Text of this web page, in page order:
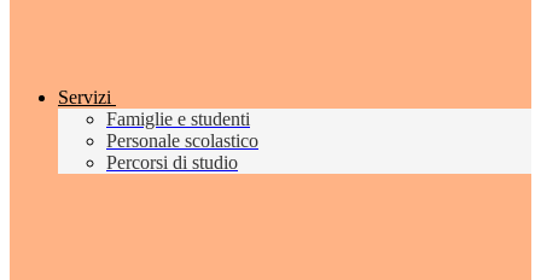
Servizi
Famiglie e studenti
Personale scolastico
Percorsi di studio